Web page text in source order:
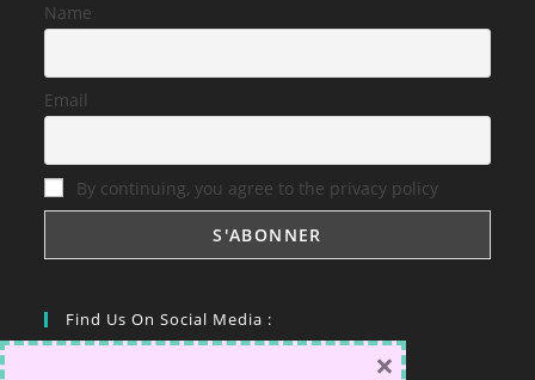
Name
Email
By continuing, you agree to the privacy policy
Find Us On Social Media :
×